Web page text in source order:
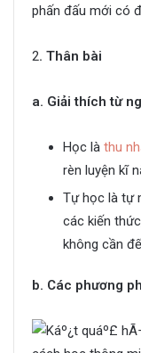
phấn đấu mới có
2. Thân bài
a. Giải thích từ
Học là thu
rèn luyện kĩ
Tự học là tự
các kiến
không cần
b. Các phương